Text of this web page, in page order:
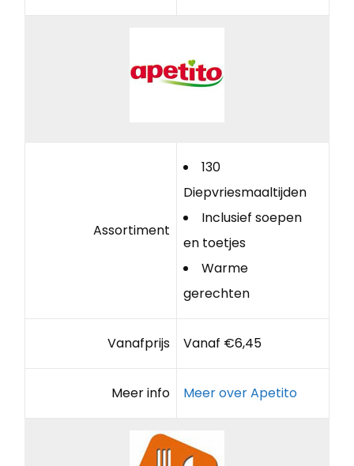
Assortiment
130
Diepvriesmaaltijden
Inclusief soepen
en toetjes
Warme
gerechten
Vanafprijs Vanaf €6,45
Meer info Meer over Apetito